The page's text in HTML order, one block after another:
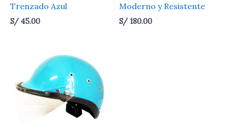
Trenzado Azul
S/45.00
Moderno y Resistente
S/180.00